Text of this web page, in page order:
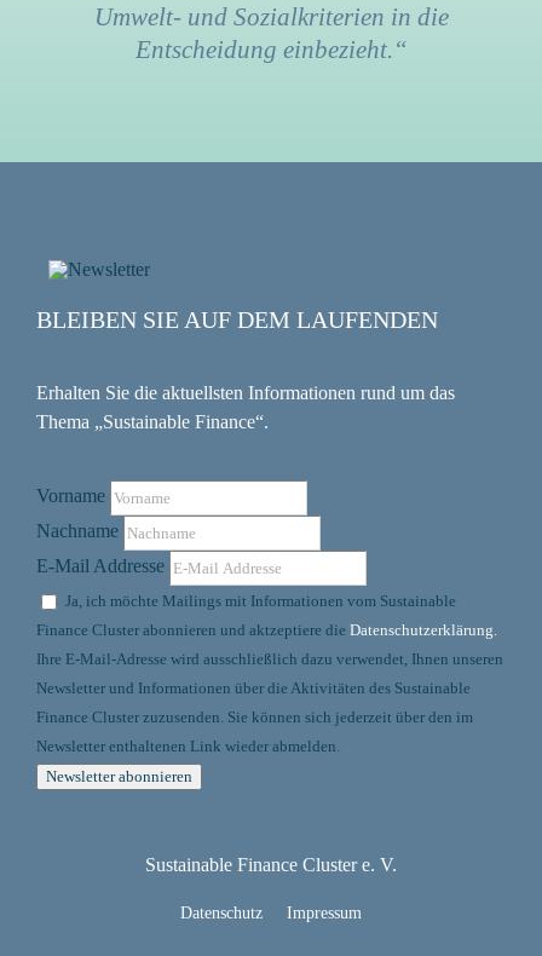
Umwelt- und Sozialkriterien in die
Entscheidung einbezieht.“
BLEIBEN SIE AUF DEM LAUFENDEN
Erhalten Sie die aktuellsten Informationen rund um das
Thema „Sustainable Finance“.
Vorname
Nachname
E-Mail Addresse
Ja, ich möchte Mailings mit Informationen vom Sustainable
Finance Cluster abonnieren und aktzeptiere die Datenschutzerklärung.
Ihre E-Mail-Adresse wird ausschließlich dazu verwendet, Ihnen unseren
Newsletter und Informationen über die Aktivitäten des Sustainable
Finance Cluster zuzusenden. Sie können sich jederzeit über den im
Newsletter enthaltenen Link wieder abmelden.
Sustainable Finance Cluster e. V.
Datenschutz Impressum